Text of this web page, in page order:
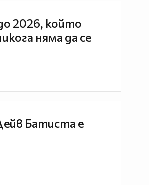
2026, който
няма да се
Батиста е